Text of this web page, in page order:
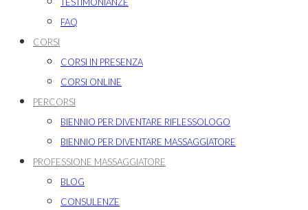
FAQ
CORSI
CORSI IN PRESENZA
CORSI ONLINE
PERCORSI
BIENNIO PER DIVENTARE RIFLESSOLOGO
BIENNIO PER DIVENTARE MASSAGGIATORE
PROFESSIONE MASSAGGIATORE
BLOG
CONSULENZE